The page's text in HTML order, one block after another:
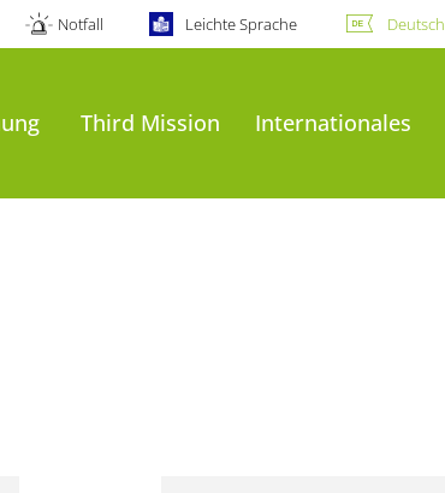
Notfall Leichte Sprache Deutsch
Third Mission Internationales